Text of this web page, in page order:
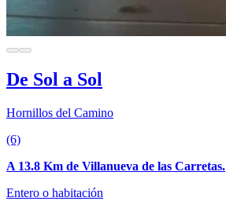
De Sol a Sol
Hornillos del Camino
(6)
A 13.8 Km de Villanueva de las Carretas.
Entero o habitación